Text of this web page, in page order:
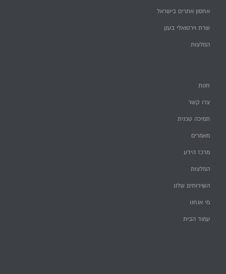
אחסון אתרים בישראל
שרת וירטואלי בענן
המלצות
חנות
צרו קשר
תמיכה טכנית
מאמרים
מרכז הידע
המלצות
השירותים שלנו
מי אנחנו
עמוד הבית